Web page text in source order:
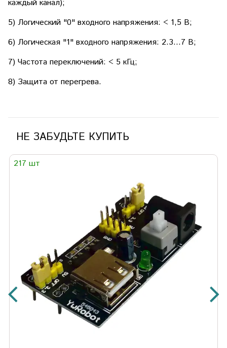
каждый канал);
5) Логический "0" входного напряжения: < 1,5 В;
6) Логическая "1" входного напряжения: 2.3...7 В;
7) Частота переключений: < 5 кГц;
8) Защита от перегрева.
НЕ ЗАБУДЬТЕ КУПИТЬ
217 шт